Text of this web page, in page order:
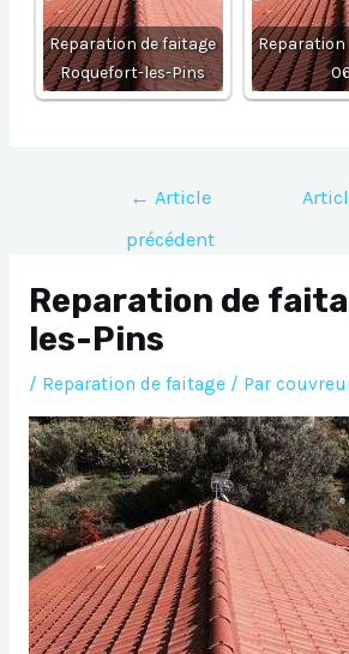
Reparation de faitage
Roquefort-les-Pins
Reparation
Navigation
l’article
← Article
précédent
Reparation de
les-Pins
/ Reparation de faitage/ Par